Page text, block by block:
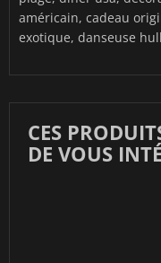
américain, cadeau
exotique, danseuse
CES
DE VOUS